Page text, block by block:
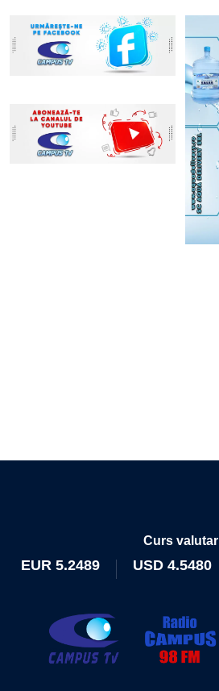
Curs valutar
EUR 5.2489 USD 4.5480